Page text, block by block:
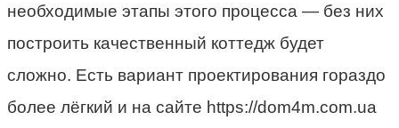
необходимые этапы этого процесса — без них
построить качественный коттедж будет
сложно. Есть вариант проектирования гораздо
более лёгкий и на сайте https://dom4m.com.ua